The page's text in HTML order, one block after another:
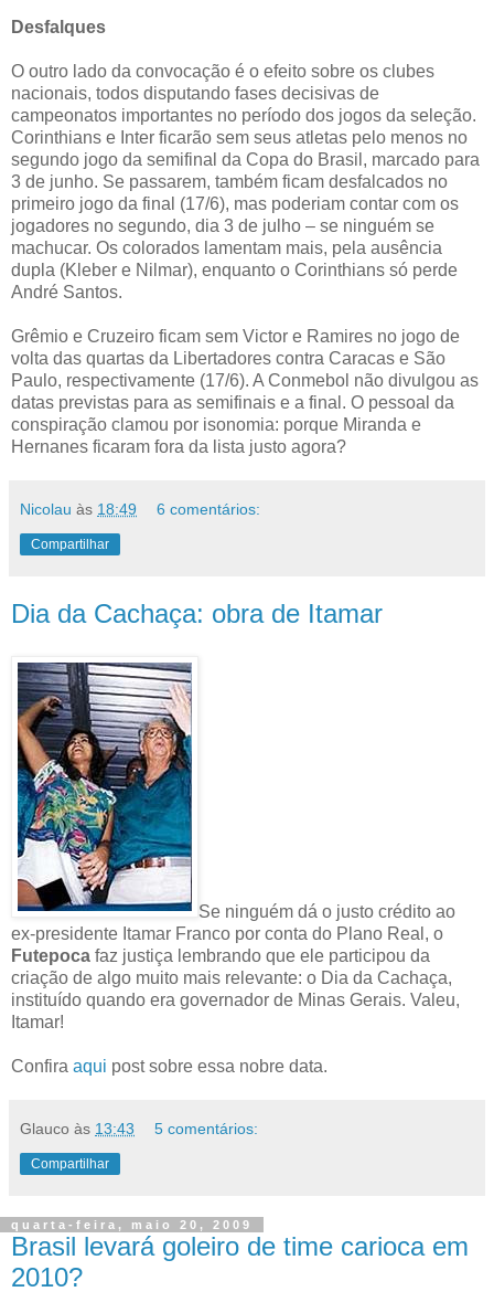
Desfalques
O outro lado da convocação é o efeito sobre os clubes
nacionais, todos disputando fases decisivas de
campeonatos importantes no período dos jogos da seleção.
Corinthians e Inter ficarão sem seus atletas pelo menos no
segundo jogo da semifinal da Copa do Brasil, marcado para
3 de junho. Se passarem, também ficam desfalcados no
primeiro jogo da final (17/6), mas poderiam contar com os
jogadores no segundo, dia 3 de julho – se ninguém se
machucar. Os colorados lamentam mais, pela ausência
dupla (Kleber e Nilmar), enquanto o Corinthians só perde
André Santos.
Grêmio e Cruzeiro ficam sem Victor e Ramires no jogo de
volta das quartas da Libertadores contra Caracas e São
Paulo, respectivamente (17/6). A Conmebol não divulgou as
datas previstas para as semifinais e a final. O pessoal da
conspiração clamou por isonomia: porque Miranda e
Hernanes ficaram fora da lista justo agora?
Nicolau às 18:49 6 comentários:
Compartilhar
Dia da Cachaça: obra de Itamar
Se ninguém dá o justo crédito ao
ex-presidente Itamar Franco por conta do Plano Real, o
Futepoca faz justiça lembrando que ele participou da
criação de algo muito mais relevante: o Dia da Cachaça,
instituído quando era governador de Minas Gerais. Valeu,
Itamar!
Confira aqui post sobre essa nobre data.
Glauco às 13:43 5 comentários:
Compartilhar
quarta-feira, maio 20, 2009
Brasil levará goleiro de time carioca em
2010?